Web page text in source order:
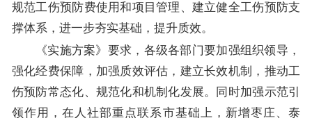
规范工伤预防费使用和项目管理、建立健全工伤预防支
撑体系，进一步夯实基础，提升质效。
《实施方案》要求，各级各部门要加强组织领导，
强化经费保障，加强质效评估，建立长效机制，推动工
伤预防常态化、规范化和机制化发展。同时加强示范引
领作用，在人社部重点联系市基础上，新增枣庄、泰